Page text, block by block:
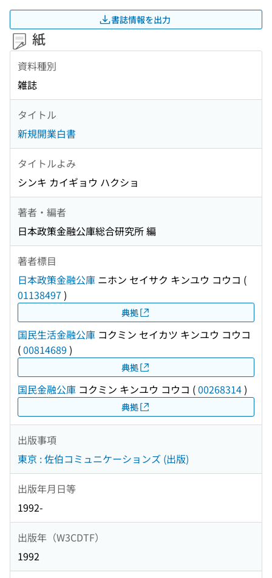
書誌情報を出力
紙
資料種別
雑誌
タイトル
新規開業白書
タイトルよみ
シンキ カイギョウ ハクショ
著者・編者
日本政策金融公庫総合研究所 編
著者標目
日本政策金融公庫 ニホン セイサク キンユウ コウコ (
01138497 )
典拠
国民生活金融公庫 コクミン セイカツ キンユウ コウコ
(00814689 )
典拠
国民金融公庫 コクミン キンユウ コウコ (00268314)
典拠
出版事項
東京 : 佐伯コミュニケーションズ (出版)
出版年月日等
1992-
出版年（W3CDTF）
1992